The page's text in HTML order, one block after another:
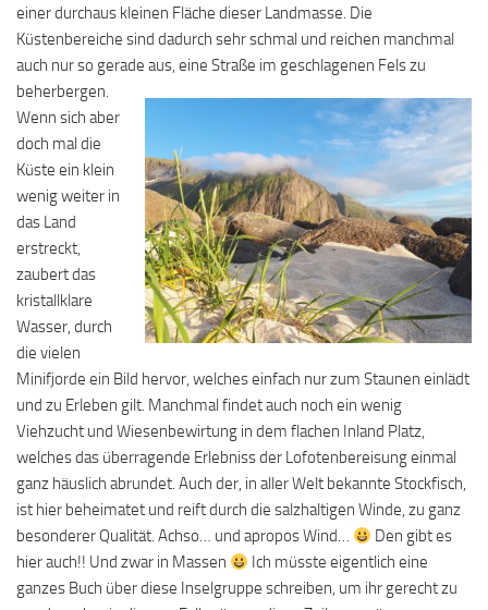
einer durchaus kleinen Fläche dieser Landmasse. Die
Küstenbereiche sind dadurch sehr schmal und reichen manchmal
auch nur so gerade aus, eine Straße im geschlagenen Fels zu
beherbergen.
Wenn sich aber
doch mal die
Küste ein klein
wenig weiter in
das Land
erstreckt,
zaubert das
kristallklare
Wasser, durch
die vielen
Minifjorde ein Bild hervor, welches einfach nur zum Staunen einlädt
und zu Erleben gilt. Manchmal findet auch noch ein wenig
Viehzucht und Wiesenbewirtung in dem flachen Inland Platz,
welches das überragende Erlebniss der Lofotenbereisung einmal
ganz häuslich abrundet. Auch der, in aller Welt bekannte Stockfisch,
ist hier beheimatet und reift durch die salzhaltigen Winde, zu ganz
besonderer Qualität. Achso… und apropos Wind…
Den gibt es
hier auch!! Und zwar in Massen
Ich müsste eigentlich eine
ganzes Buch über diese Inselgruppe schreiben, um ihr gerecht zu